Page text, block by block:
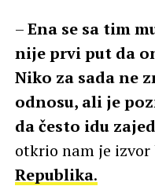
–Ena se sa tim
nije prvi put da
Niko za sada ne
odnosu, ali je
da često idu
otkrio nam je
Republika.